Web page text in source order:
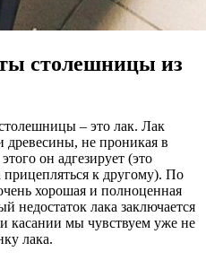
столешницы из
– это лак. Лак
древесины, не проникая в
он адгезирует (это
прицепляться к другому). По
хорошая и полноценная
недостаток лака заключается
касании мы чувствуем уже не
лака.